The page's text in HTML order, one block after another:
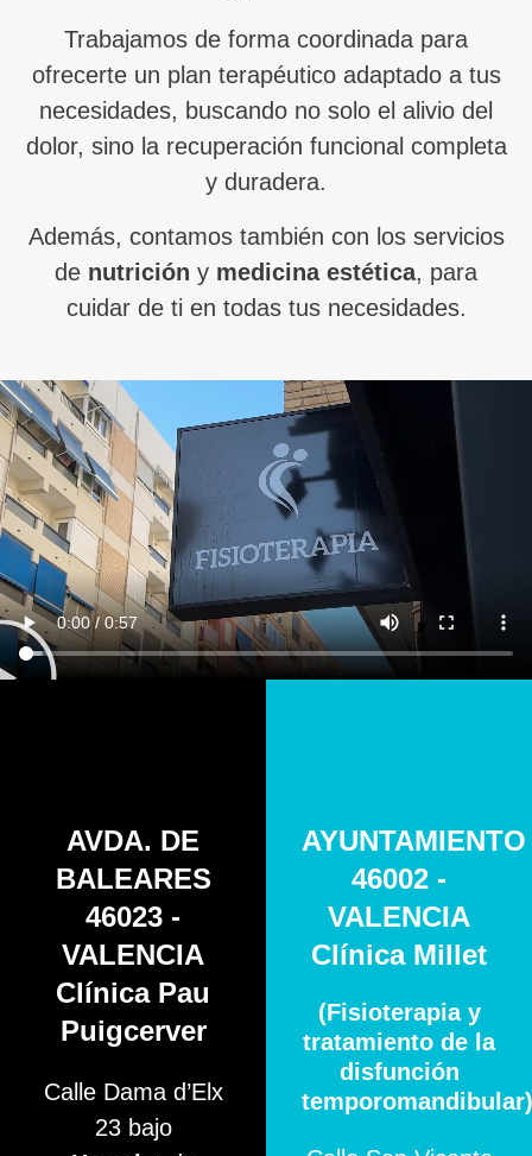
Trabajamos de forma coordinada para
ofrecerte un plan terapéutico adaptado a tus
necesidades, buscando no solo el alivio del
dolor, sino la recuperación funcional completa
y duradera.
Además, contamos también con los servicios
de nutrición y medicina estética, para
cuidar de ti en todas tus necesidades.
AVDA. DE
BALEARES
46023 -
VALENCIA
Clínica Pau
Puigcerver
Calle Dama d’Elx
23 bajo
AYUNTAMIENTO
46002 -
VALENCIA
Clínica Millet
(Fisioterapia y
tratamiento de la
disfunción
temporomandibular)